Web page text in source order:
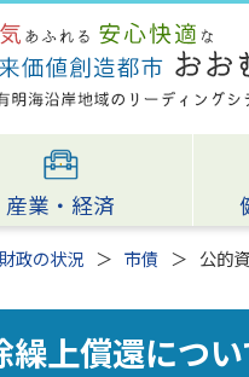
産業・経済
財政の状況 市債 公的
上償還につい